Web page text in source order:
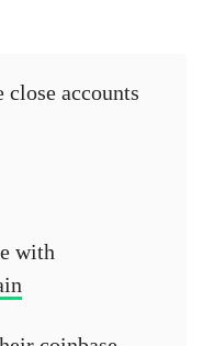
close accounts
with